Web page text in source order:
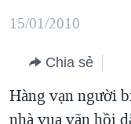
dung
chính
điều
BIỂN ĐÔNG
BLOG
DIỄN ĐÀN
15/01/2010
Chia sẻ
Hàng vạn người
nhà vua vãn hồi